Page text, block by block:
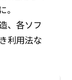
、各ソフ
利用法な